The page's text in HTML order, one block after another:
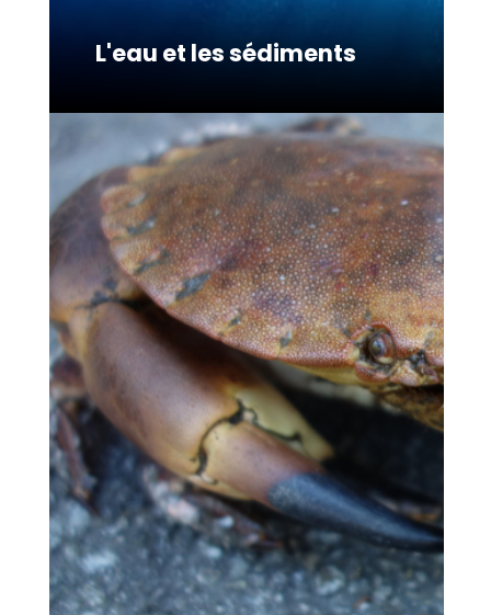
L'eau et les sédiments